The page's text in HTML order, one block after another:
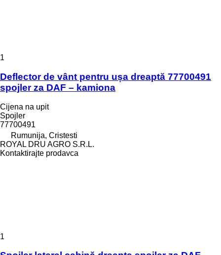
1
Deflector de vânt pentru ușa dreaptă 77700491
spojler za DAF – kamiona
Cijena na upit
Spojler
77700491
Rumunija, Cristesti
ROYAL DRU AGRO S.R.L.
Kontaktirajte prodavca
1